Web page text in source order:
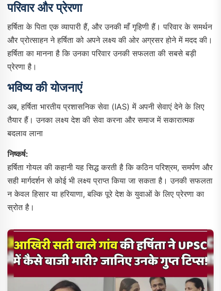
परिवार और प्रेरणा
हर्षिता के पिता एक व्यापारी हैं, और उनकी माँ गृहिणी हैं। परिवार के समर्थन
और प्रोत्साहन ने हर्षिता को अपने लक्ष्य की ओर अग्रसर होने में मदद की।
हर्षिता का मानना है कि उनका परिवार उनकी सफलता की सबसे बड़ी
प्रेरणा है।​
भविष्य की योजनाएं
अब, हर्षिता भारतीय प्रशासनिक सेवा (IAS) में अपनी सेवाएं देने के लिए
तैयार हैं। उनका लक्ष्य देश की सेवा करना और समाज में सकारात्मक
बदलाव लाना
निष्कर्ष:
हर्षिता गोयल की कहानी यह सिद्ध करती है कि कठिन परिश्रम, समर्पण और
सही मार्गदर्शन से कोई भी लक्ष्य प्राप्त किया जा सकता है। उनकी सफलता
न केवल हिसार या हरियाणा, बल्कि पूरे देश के युवाओं के लिए प्रेरणा का
स्रोत है।